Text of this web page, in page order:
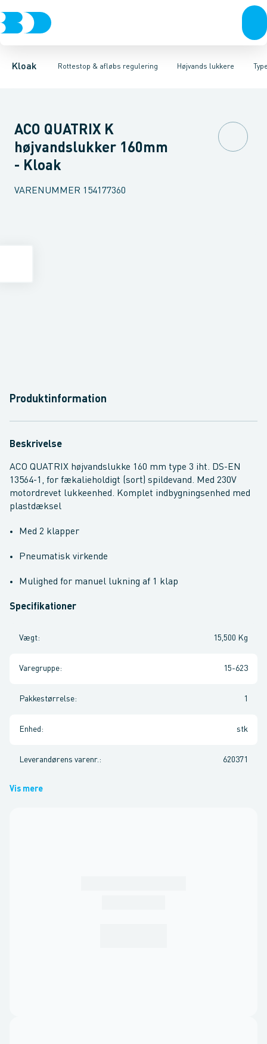
Kloak Rottestop & afløbs regulering
Rør & fittingsBrønde BrøndgodsLinjeafvandingTanke,
Højvands lukkere
Højvands lukkereAfløbs reguleringRottestop
Type 1 med 1 lukkerType 2 med 2 lukkerType 3 med 2
ACO QUATRIX K
højvandslukker 160mm
- Kloak
VARENUMMER 154177360
Produktinformation
Beskrivelse
ACO QUATRIX højvandslukke 160 mm type 3 iht. DS-EN
13564-1, for fækalieholdigt (sort) spildevand. Med 230V
motordrevet lukkeenhed. Komplet indbygningsenhed med
plastdæksel
Med 2 klapper
Pneumatisk virkende
Mulighed for manuel lukning af 1 klap
Specifikationer
Vægt: 15,500 Kg
Varegruppe: 15-623
Pakkestørrelse: 1
Enhed : stk
Leverandørens varenr. : 620371
Vis mere